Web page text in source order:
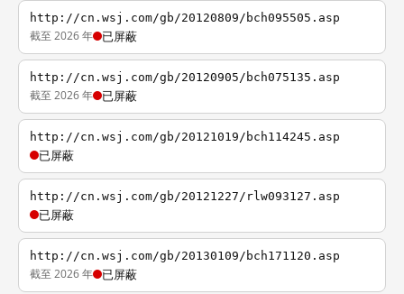
http://cn.wsj.com/gb/20120809/bch095505.asp
截至 2026 年 已屏蔽
http://cn.wsj.com/gb/20120905/bch075135.asp
截至 2026 年 已屏蔽
http://cn.wsj.com/gb/20121019/bch114245.asp
已屏蔽
http://cn.wsj.com/gb/20121227/rlw093127.asp
已屏蔽
http://cn.wsj.com/gb/20130109/bch171120.asp
截至 2026 年 已屏蔽